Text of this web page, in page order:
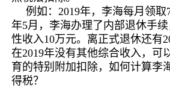
例如：2019年，李海每月领取
年5月，李海办理了内部退休手
性收入10万元。离正式退休还有
在2019年没有其他综合收入，可
育的特别附加扣除，如何计算李
得税？